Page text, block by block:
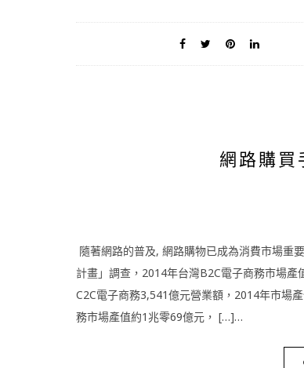
網路購買
隨著網路的普及, 網路購物已成為消費市場重
計畫」調查，2014年台灣B2C電子商務市場
C2C電子商務3,541億元營業額，2014年市場
務市場產值約1兆零69億元， […]…